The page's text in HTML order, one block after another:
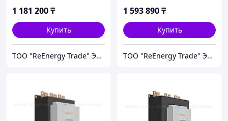
1 181 200₸
Купить
ТОО "ReEnergy Trade" Энергоэффективные технологии и оборудование
1 593 890₸
Купить
ТОО "ReEnergy Trade" Энергоэффективные технологии и оборудование